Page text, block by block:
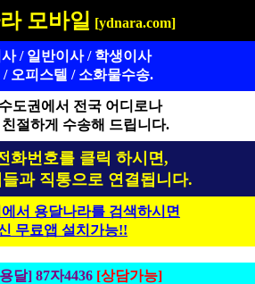
모바일 [ydnara.com]
/ 일반이사 / 학생이사
/ 오피스텔 / 소화물수송.
도권에서 전국 어디로나
절하게 수송해 드립니다.
화번호를 클릭 하시면,
과 직통으로 연결됩니다.
서 용달나라를 검색하시면
무료앱 설치가능!!
달] 87자4436 [상담가능]